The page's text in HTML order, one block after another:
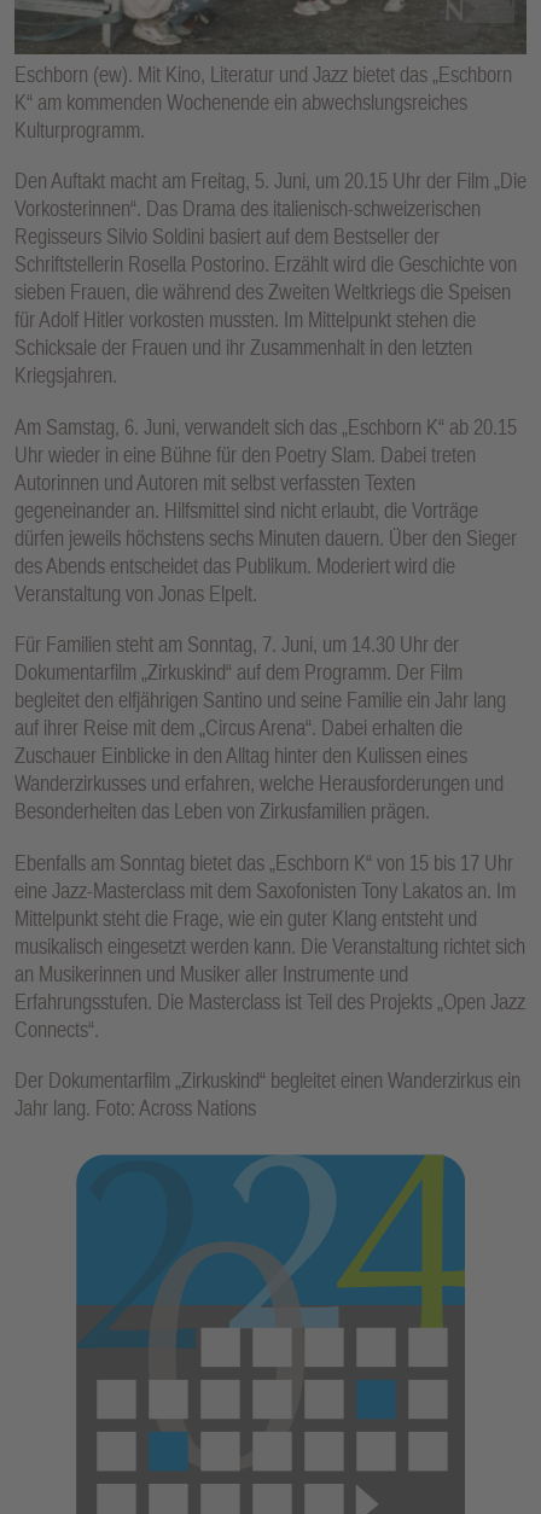
Eschborn (ew). Mit Kino, Literatur und Jazz bietet das „Eschborn
K“ am kommenden Wochenende ein abwechslungsreiches
Kulturprogramm.
Den Auftakt macht am Freitag, 5. Juni, um 20.15 Uhr der Film „Die
Vorkosterinnen“. Das Drama des italienisch-schweizerischen
Regisseurs Silvio Soldini basiert auf dem Bestseller der
Schriftstellerin Rosella Postorino. Erzählt wird die Geschichte von
sieben Frauen, die während des Zweiten Weltkriegs die Speisen
für Adolf Hitler vorkosten mussten. Im Mittelpunkt stehen die
Schicksale der Frauen und ihr Zusammenhalt in den letzten
Kriegsjahren.
Am Samstag, 6. Juni, verwandelt sich das „Eschborn K“ ab 20.15
Uhr wieder in eine Bühne für den Poetry Slam. Dabei treten
Autorinnen und Autoren mit selbst verfassten Texten
gegeneinander an. Hilfsmittel sind nicht erlaubt, die Vorträge
dürfen jeweils höchstens sechs Minuten dauern. Über den Sieger
des Abends entscheidet das Publikum. Moderiert wird die
Veranstaltung von Jonas Elpelt.
Für Familien steht am Sonntag, 7. Juni, um 14.30 Uhr der
Dokumentarfilm „Zirkuskind“ auf dem Programm. Der Film
begleitet den elfjährigen Santino und seine Familie ein Jahr lang
auf ihrer Reise mit dem „Circus Arena“. Dabei erhalten die
Zuschauer Einblicke in den Alltag hinter den Kulissen eines
Wanderzirkusses und erfahren, welche Herausforderungen und
Besonderheiten das Leben von Zirkusfamilien prägen.
Ebenfalls am Sonntag bietet das „Eschborn K“ von 15 bis 17 Uhr
eine Jazz-Masterclass mit dem Saxofonisten Tony Lakatos an. Im
Mittelpunkt steht die Frage, wie ein guter Klang entsteht und
musikalisch eingesetzt werden kann. Die Veranstaltung richtet sich
an Musikerinnen und Musiker aller Instrumente und
Erfahrungsstufen. Die Masterclass ist Teil des Projekts „Open Jazz
Connects“.
Der Dokumentarfilm „Zirkuskind“ begleitet einen Wanderzirkus ein
Jahr lang. Foto: Across Nations
E
N